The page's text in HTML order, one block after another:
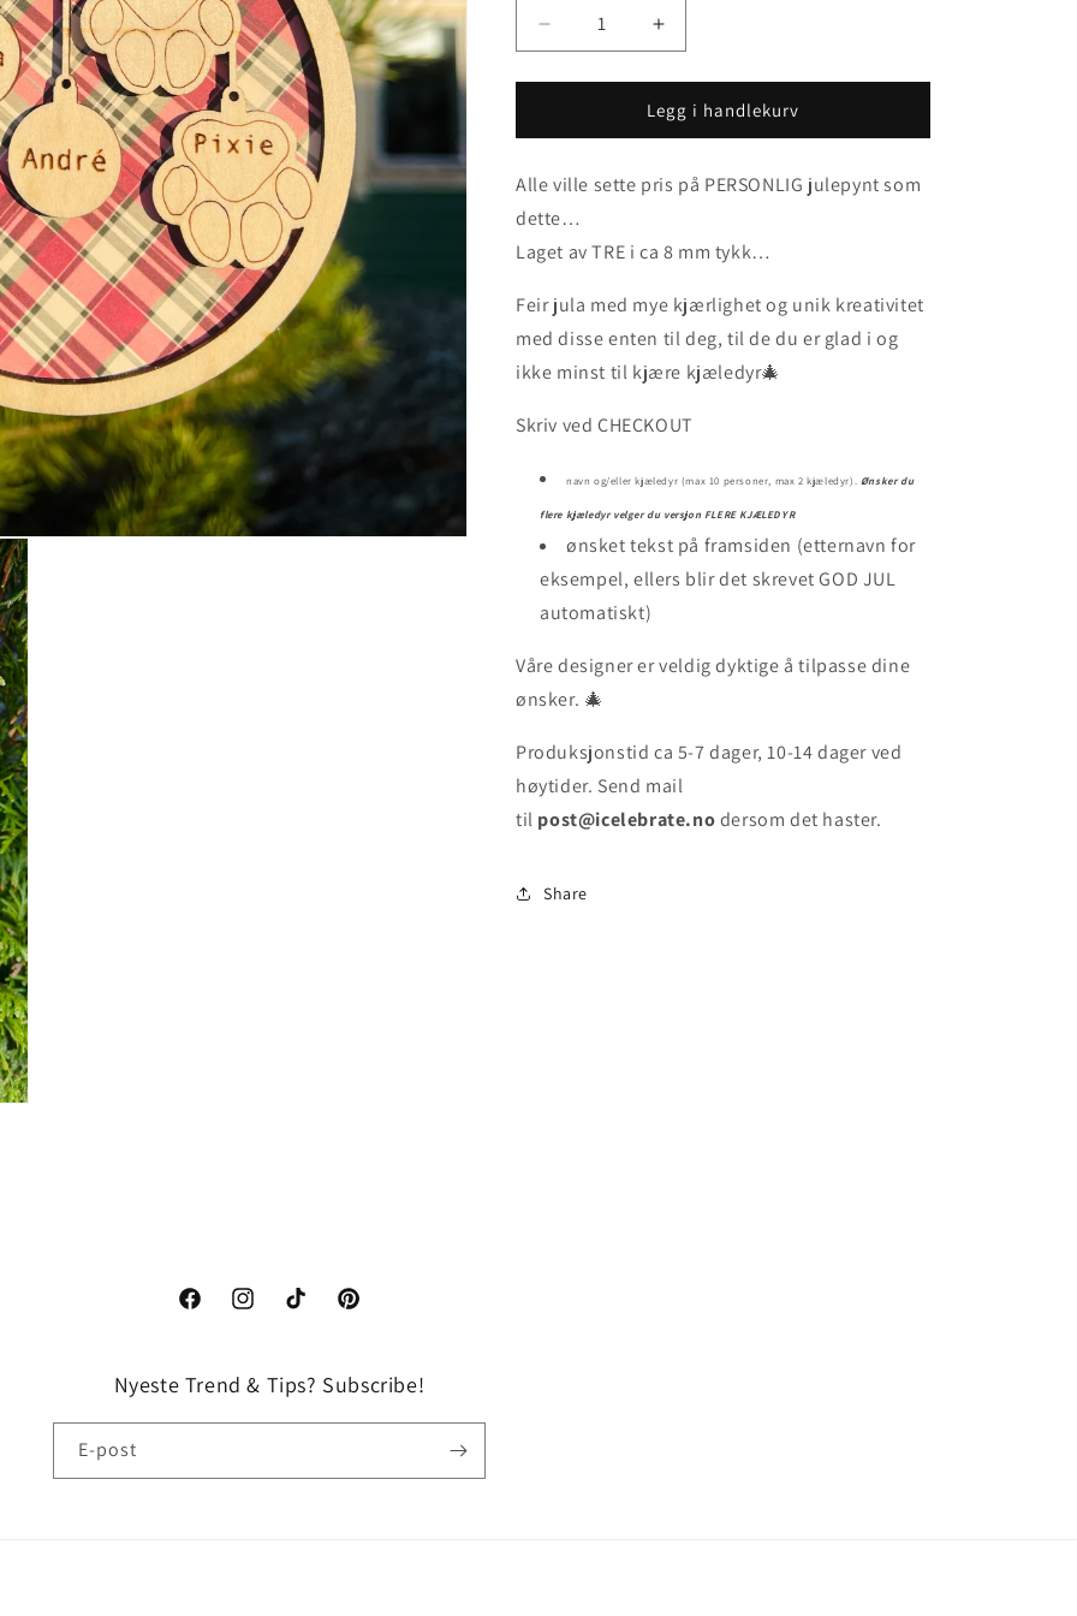
antallet
for
i
-
Familie
FLERE
Øk
antallet
for
Julepynt
i
-
FLERE
Legg i handlekurv
Alle ville sette pris på PERSONLIG julepynt som
dette…
Laget av TRE i ca 8 mm tykk…
Feir jula med mye kjærlighet og unik kreativitet
med disse enten til deg, til de du er glad i og
ikke minst til kjære kjæledyr🎄
Skriv ved CHECKOUT
navn og/eller kjæledyr (max 10 personer, max 2 kjæledyr). Ønsker du
flere kjæledyr velger du versjon FLERE KJÆLEDYR
ønsket tekst på framsiden (etternavn for
eksempel, ellers blir det skrevet GOD JUL
automatiskt)
Våre designer er veldig dyktige å tilpasse dine
ønsker. 🎄
Produksjonstid ca 5-7 dager, 10-14 dager ved
høytider. Send mail
til post@icelebrate.nodersom det haster.
Share
FacebookInstagramTikTok Pinterest
Nyeste Trend & Tips? Subscribe!
E-post